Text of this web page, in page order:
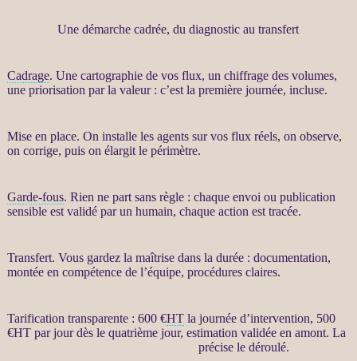
Une démarche cadrée, du diagnostic au transfert
Cadrage. Une cartographie de vos flux, un chiffrage des volumes,
une priorisation par la valeur : c’est la première journée, incluse.
Mise en place. On installe les agentssur vos fluxréels, on observe,
on corrige, puis on élargit le périmètre.
Garde-fous. Rien ne part sans règle : chaque envoi ou publication
sensible est validé par un humain, chaque action est tracée.
Transfert. Vous gardez la maîtrise dans la durée : documentation,
montée en compétence de l’équipe, procédures claires.
Tarification transparente : 600 €HTla journée d’intervention, 500
€HTpar jour dès le quatrième jour, estimation validée en amont. La
précise le déroulé.